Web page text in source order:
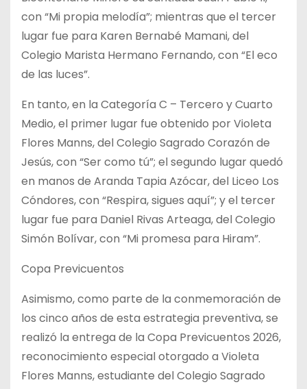
con “Mi propia melodía”; mientras que el tercer
lugar fue para Karen Bernabé Mamani, del
Colegio Marista Hermano Fernando, con “El eco
de las luces”.
En tanto, en la Categoría C – Tercero y Cuarto
Medio, el primer lugar fue obtenido por Violeta
Flores Manns, del Colegio Sagrado Corazón de
Jesús, con “Ser como tú”; el segundo lugar quedó
en manos de Aranda Tapia Azócar, del Liceo Los
Cóndores, con “Respira, sigues aquí”; y el tercer
lugar fue para Daniel Rivas Arteaga, del Colegio
Simón Bolívar, con “Mi promesa para Hiram”.
Copa Previcuentos
Asimismo, como parte de la conmemoración de
los cinco años de esta estrategia preventiva, se
realizó la entrega de la Copa Previcuentos 2026,
reconocimiento especial otorgado a Violeta
Flores Manns, estudiante del Colegio Sagrado